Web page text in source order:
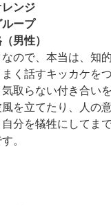
ンジ
ープ
男性）
ので、本当は、知
まく話すキッカケを
気取らない付き合い
風を立てたり、人の
自分を犠牲にしてま
。